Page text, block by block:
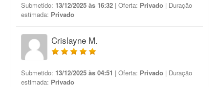
Submetido: 13/12/2025 às 16:32 | Oferta: Privado | Duração
estimada: Privado
Crislayne M.
Submetido: 13/12/2025 às 04:51 | Oferta: Privado | Duração
estimada: Privado